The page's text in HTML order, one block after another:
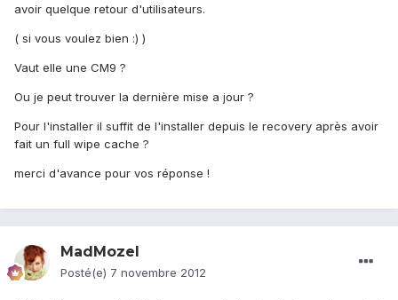
avoir quelque retour d'utilisateurs.
( si vous voulez bien :) )
Vaut elle une CM9 ?
Ou je peut trouver la dernière mise a jour ?
Pour l'installer il suffit de l'installer depuis le recovery après avoir
fait un full wipe cache ?
merci d'avance pour vos réponse !
MadMozel
Posté(e) 7 novembre 2012